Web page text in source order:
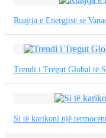
Ruajtja e Energjisë së
Trendi i Tregut Global të
Si të karikoni një